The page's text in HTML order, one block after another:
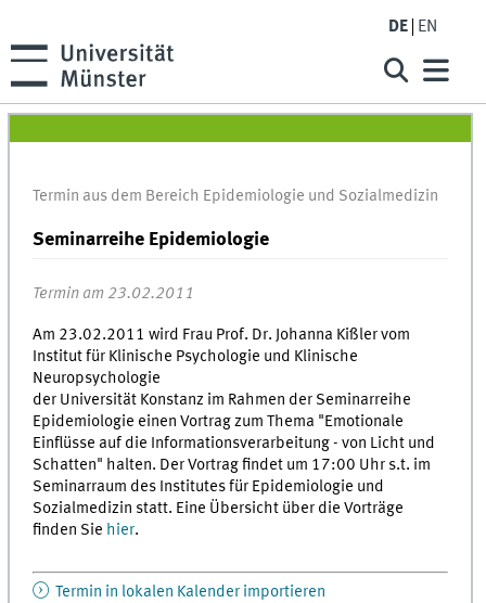
DE EN
Termin aus dem Bereich Epidemiologie und Sozialmedizin
Seminarreihe Epidemiologie
Termin am 23.02.2011
Am 23.02.2011 wird Frau Prof. Dr. Johanna Kißler vom
Institut für Klinische Psychologie und Klinische
Neuropsychologie
der Universität Konstanz im Rahmen der Seminarreihe
Epidemiologie einen Vortrag zum Thema "Emotionale
Einflüsse auf die Informationsverarbeitung - von Licht und
Schatten" halten. Der Vortrag findet um 17:00 Uhr s.t. im
Seminarraum des Institutes für Epidemiologie und
Sozialmedizin statt. Eine Übersicht über die Vorträge
finden Sie hier.
Termin in lokalen Kalender importieren